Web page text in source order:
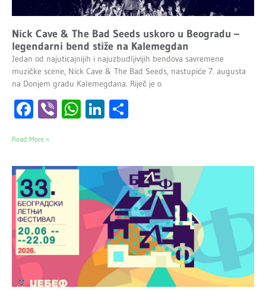
Nick Cave & The Bad Seeds uskoro u Beogradu –
legendarni bend stiže na Kalemegdan
Jedan od najuticajnijih i najuzbudljivijih bendova savremene
muzičke scene, Nick Cave & The Bad Seeds, nastupiće 7. augusta
na Donjem gradu Kalemegdana. Riječ je o
Facebook
ViberWhatsApp
LinkedIn
Read More »